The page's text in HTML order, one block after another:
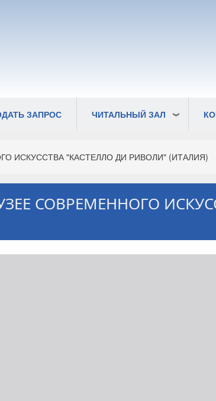
ЗАПРОС ЧИТАЛЬНЫЙ ЗАЛ
ИСКУССТВА "КАСТЕЛЛО ДИ РИВОЛИ" (ИТАЛИЯ)
СОВРЕМЕННОГО